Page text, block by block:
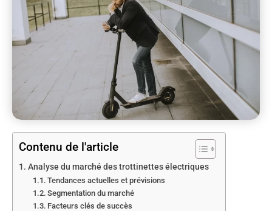
Contenu de l'article
Analyse du marché des trottinettes électriques
Tendances actuelles et prévisions
Segmentation du marché
Facteurs clés de succès